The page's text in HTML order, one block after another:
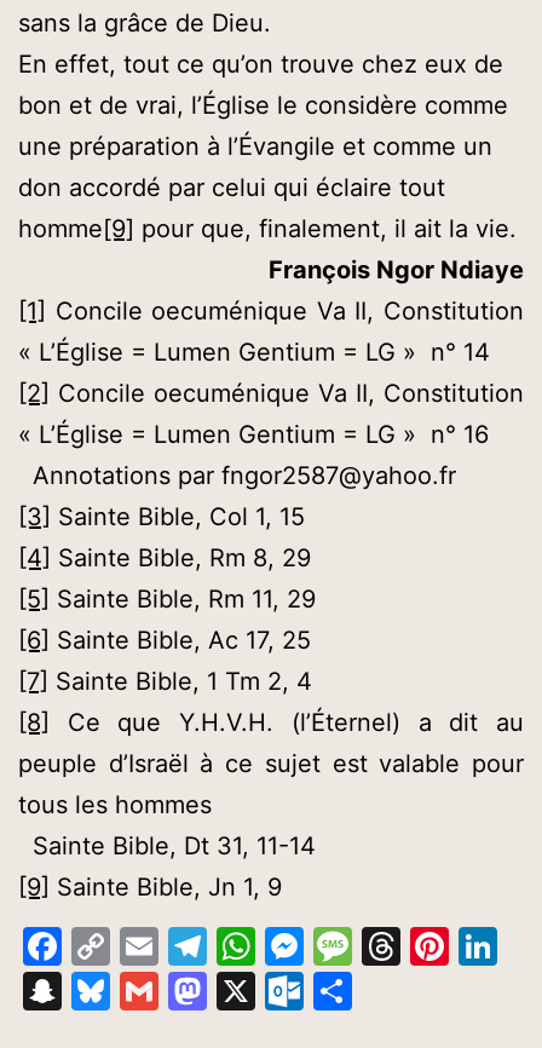
sans la grâce de Dieu.
En effet, tout ce qu’on trouve chez eux de
bon et de vrai, l’Église le considère comme
une préparation à l’Évangile et comme un
don accordé par celui qui éclaire tout
homme[9] pour que, finalement, il ait la vie.
François Ngor Ndiaye
[1] Concile oecuménique Va II, Constitution
« L’Église = Lumen Gentium = LG » n° 14
[2] Concile oecuménique Va II, Constitution
« L’Église = Lumen Gentium = LG » n° 16
Annotations par fngor2587@yahoo.fr
[3] Sainte Bible, Col 1, 15
[4] Sainte Bible, Rm 8, 29
[5] Sainte Bible, Rm 11, 29
[6] Sainte Bible, Ac 17, 25
[7] Sainte Bible, 1 Tm 2, 4
[8]
Ce que Y.H.V.H. (l’Éternel) a dit au
peuple d’Israël à ce sujet est valable pour
tous les hommes
Sainte Bible, Dt 31, 11-14
[9] Sainte Bible, Jn 1, 9
Facebook
Copy
Link
EmailTelegram
WhatsApp
Messenger
Message
Snapchat
Bluesky
GmailMastodon
X Outlook.com